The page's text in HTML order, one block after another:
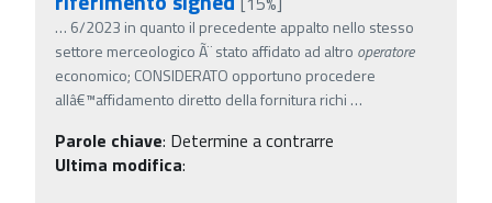
… 6/2023 in quanto il precedente appalto nello stesso
settore merceologico Ã¨ stato affidato ad altro operatore
economico; CONSIDERATO opportuno procedere
allâ€™affidamento diretto della fornitura richi …
Parole chiave: Determine a contrarre
Ultima modifica: